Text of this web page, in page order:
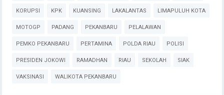
KORUPSI KPK KUANSING LAKALANTAS LIMAPULUH KOTA
MOTOGP PADANG PEKANBARU PELALAWAN
PEMKO PEKANBARU PERTAMINA POLDA RIAU POLISI
PRESIDEN JOKOWI RAMADHAN RIAU SEKOLAH SIAK
VAKSINASI WALIKOTA PEKANBARU